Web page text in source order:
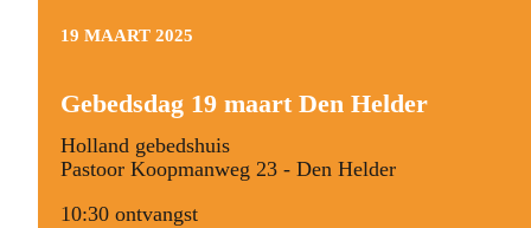
19 MAART 2025
Gebedsdag 19 maart Den Helder
Holland gebedshuis
Pastoor Koopmanweg 23 - Den Helder
10:30 ontvangst